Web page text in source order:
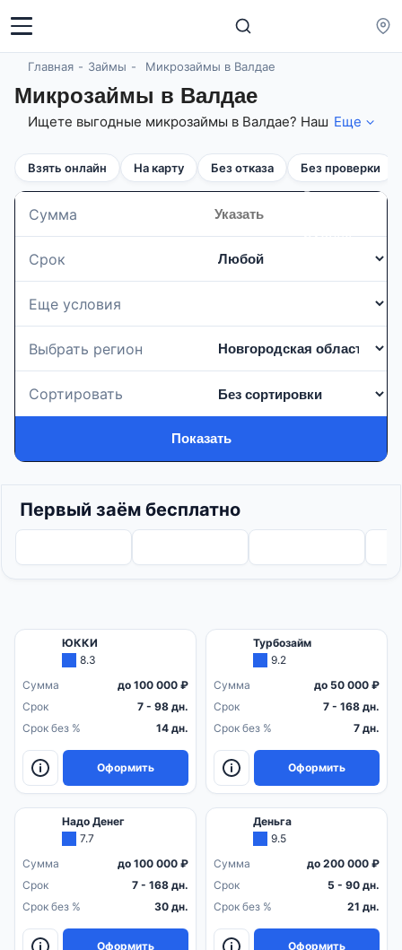
Главная Займы Микрозаймы в Валдае
Микрозаймы в Валдае
Ищете выгодные микрозаймы в Валдае? Наш
предложения с быстрым одобрением и
удобными условиями. На 09.08.2026
подобрано микрозаймов 175 шт. с суммой до
1 000 000 рублей, сроком до 1440 дн. по
ставке от 0% в день! Оформите заявку онлайн
минут без лишних документов и ожиданий!
Еще
Взять онлайн На карту Без отказа Без проверки
Сумма
Введите
рублях
Срок
Еще условия
Выбрать регион
Сортировать
Показать
Первый заём бесплатно
ЮККИ
8.3
Сумма
до 100 000 ₽
Срок
7 - 98 дн.
Срок без %
14 дн.
Оформить
Турбозайм
9.2
Сумма
до 50 000 ₽
Срок
7 - 168 дн.
Срок без %
7 дн.
Оформить
Надо Денег
7.7
Сумма
до 100 000 ₽
Срок
7 - 168 дн.
Срок без %
30 дн.
Оформить
Деньга
9.5
Сумма
до 200 000 ₽
Срок
5 - 90 дн.
Срок без %
21 дн.
Оформить